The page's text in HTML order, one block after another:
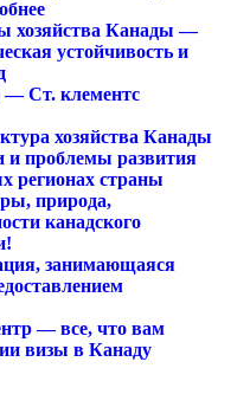
хозяйства Канады —
устойчивость и
— Ст. клементс
хозяйства Канады
и проблемы развития
регионах страны
природа,
канадского
занимающаяся
— все, что вам
визы в Канаду